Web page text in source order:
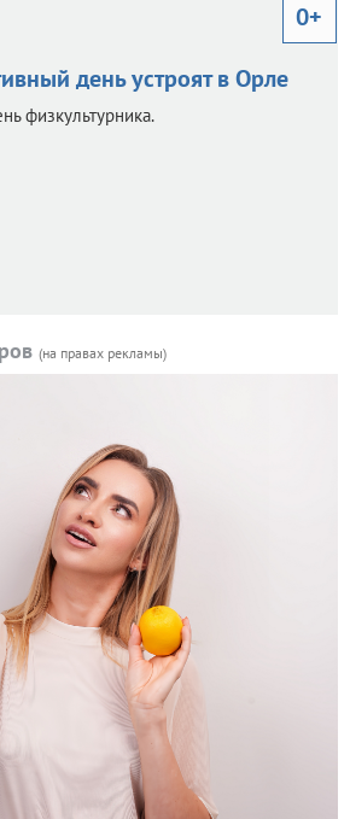
0+
день устроят в Орле
физкультурника.
(на правах рекламы)